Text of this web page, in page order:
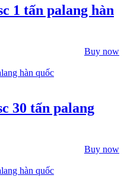
1 tấn palang hàn
Buy now
30 tấn palang
Buy now